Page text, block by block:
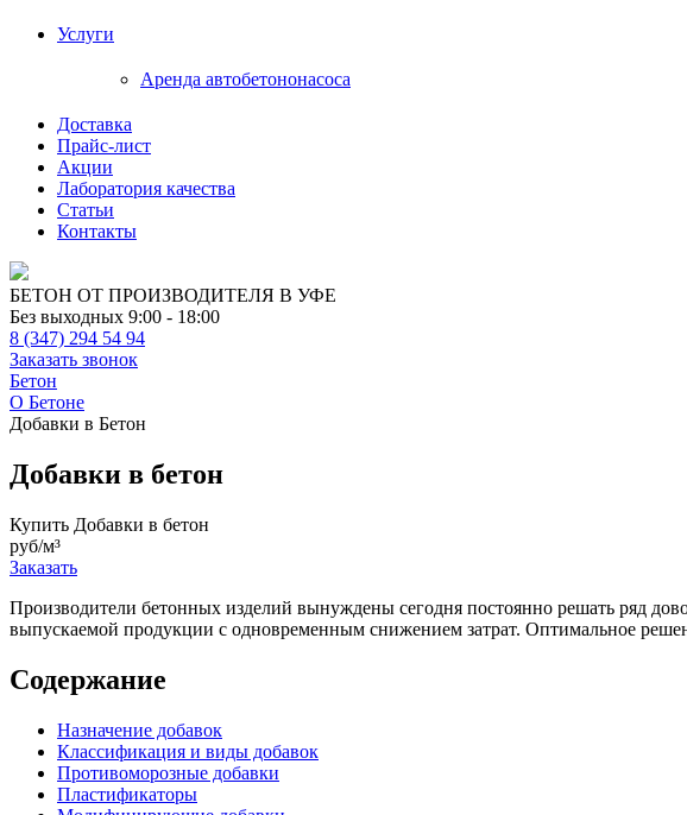
Услуги
Аренда автобетононасоса
Доставка
Прайс-лист
Акции
Лаборатория качества
Статьи
Контакты
БЕТОН ОТ ПРОИЗВОДИТЕЛЯ В УФЕ
Без выходных 9:00 - 18:00
8 (347) 294 54 94
Заказать звонок
Бетон
О Бетоне
Добавки в Бетон
Добавки в бетон
Купить Добавки в бетон
руб/м³
Заказать
Производители бетонных изделий вынуждены сегодня постоянно решать ряд
выпускаемой продукции с одновременным снижением затрат. Оптимальное
Содержание
Назначение добавок
Классификация и виды добавок
Противоморозные добавки
Пластификаторы